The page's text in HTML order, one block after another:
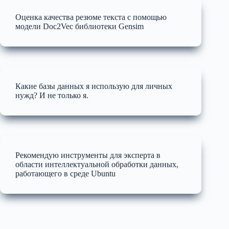
Оценка качества резюме текста с помощью
модели Doc2Vec библиотеки Gensim
Какие базы данных я использую для личных
нужд? И не только я.
Рекомендую инструменты для эксперта в
области интеллектуальной обработки данных,
работающего в среде Ubuntu